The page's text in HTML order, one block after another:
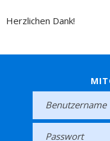
Herzlichen Dank!